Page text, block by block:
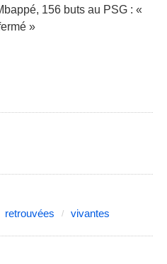
156 buts au PSG : «
»
retrouvées vivantes